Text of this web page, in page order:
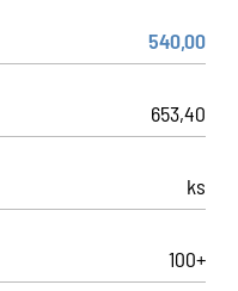
540,00
653,40
ks
100+